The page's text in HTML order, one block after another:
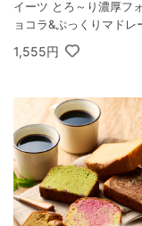
イーツ とろ～り濃厚フ
ョコラ&ぷっくりマドレ
1,555円